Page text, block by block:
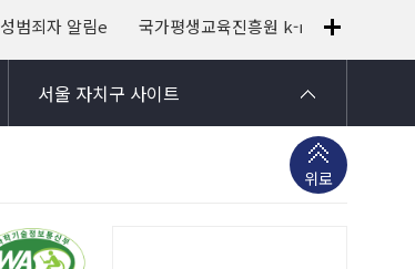
성범죄자 알림e 국가평생교육진흥원 k-mooc
서울 자치구 사이트
위로